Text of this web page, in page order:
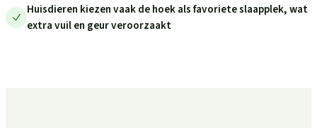
Huisdieren kiezen vaak de hoek als favoriete slaapplek, wat
extra vuil en geur veroorzaakt